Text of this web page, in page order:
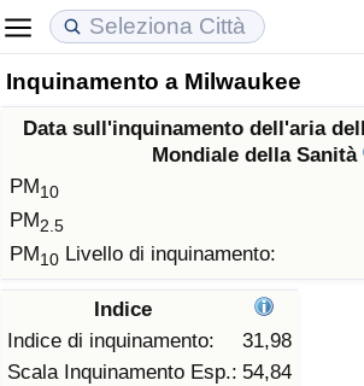
Inquinamento a Milwaukee
Data sull'inquinamento dell'aria
Mondiale della Sanità
PM10
PM2.5
PM10 Livello di inquinamento:
Indice
Indice di inquinamento:
31,98
Scala Inquinamento Esp.: 54,84
Costo della vita
Indice Del Costo Della Vita (corrente)
Indice Del Costo Della Vita
ad Aqaba
Prezzi degli immobili
Indice del Prezzo delle Case
Indice del Prezzo delle Case
Qualità della Vita
Indice della Qualità della Vita
Indice della Qualità della Vita
Criminalità